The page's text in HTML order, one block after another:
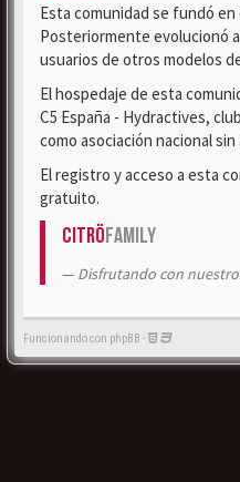
Esta comunidad se fundó en
Posteriormente evolucionó a
usuarios de otros modelos
El hospedaje de esta
C5 España - Hydractives,
como asociación nacional
El registro y acceso a esta
gratuito.
CitröFamily
Disfrutando con
Funcionando con phpBB -